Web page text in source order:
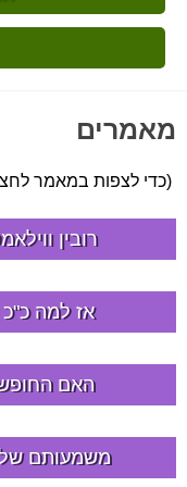
מאמרים
(כדי לצפות במאמר
רובין
אז למה
האם החופש
משמעותם של